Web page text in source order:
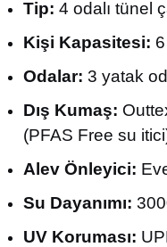
Tip: 4 odalı tünel
Kişi Kapasitesi:
Odalar: 3 yatak
Dış Kumaş:
(PFAS Free su
Alev Önleyici:
Su Dayanımı:
UV Koruması: